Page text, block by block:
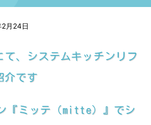
ボ
月24日
て、システムキッチンリフ
介です
『ミッテ（mitte）』でシ